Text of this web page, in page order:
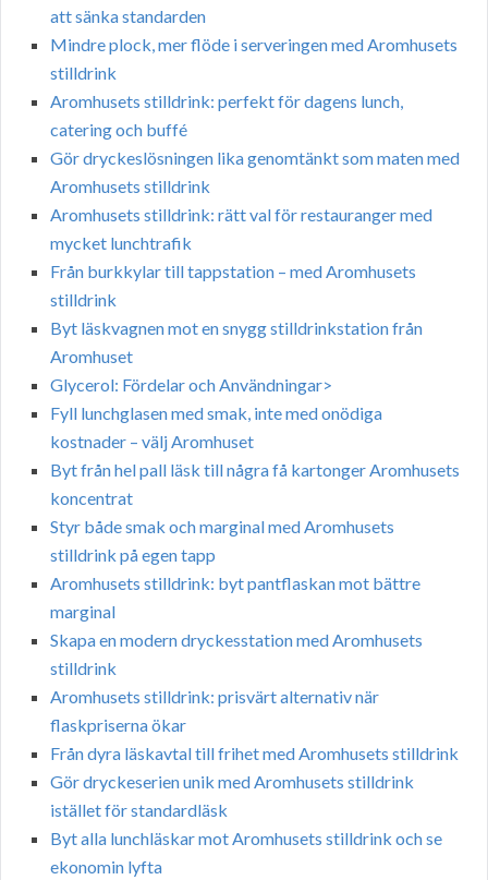
att sänka standarden
Mindre plock, mer flöde i serveringen med Aromhusets
stilldrink
Aromhusets stilldrink: perfekt för dagens lunch,
catering och buffé
Gör dryckeslösningen lika genomtänkt som maten med
Aromhusets stilldrink
Aromhusets stilldrink: rätt val för restauranger med
mycket lunchtrafik
Från burkkylar till tappstation – med Aromhusets
stilldrink
Byt läskvagnen mot en snygg stilldrinkstation från
Aromhuset
Glycerol: Fördelar och Användningar>
Fyll lunchglasen med smak, inte med onödiga
kostnader – välj Aromhuset
Byt från hel pall läsk till några få kartonger Aromhusets
koncentrat
Styr både smak och marginal med Aromhusets
stilldrink på egen tapp
Aromhusets stilldrink: byt pantflaskan mot bättre
marginal
Skapa en modern dryckesstation med Aromhusets
stilldrink
Aromhusets stilldrink: prisvärt alternativ när
flaskpriserna ökar
Från dyra läskavtal till frihet med Aromhusets stilldrink
Gör dryckeserien unik med Aromhusets stilldrink
istället för standardläsk
Byt alla lunchläskar mot Aromhusets stilldrink och se
ekonomin lyfta